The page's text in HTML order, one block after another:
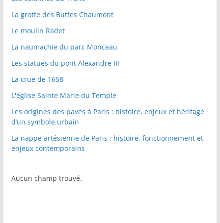
La grotte des Buttes Chaumont
Le moulin Radet
La naumachie du parc Monceau
Les statues du pont Alexandre III
La crue de 1658
L'église Sainte Marie du Temple
Les origines des pavés à Paris : histoire, enjeux et héritage
d’un symbole urbain
La nappe artésienne de Paris : histoire, fonctionnement et
enjeux contemporains
Aucun champ trouvé.